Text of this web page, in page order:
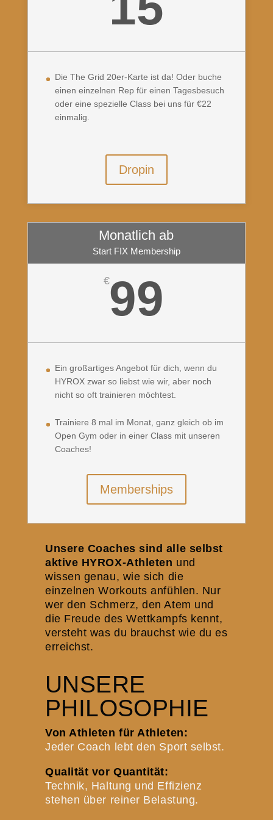
Die The Grid 20er-Karte ist da! Oder buche
einen einzelnen Rep für einen Tagesbesuch
oder eine spezielle Class bei uns für €22
einmalig.
Dropin
Monatlich ab
Start FIX Membership
€99
Ein großartiges Angebot für dich, wenn du
HYROX zwar so liebst wie wir, aber noch
nicht so oft trainieren möchtest.
Trainiere 8 mal im Monat, ganz gleich ob im
Open Gym oder in einer Class mit unseren
Coaches!
Memberships
Unsere Coaches sind alle selbst
aktive HYROX-Athleten und
wissen genau, wie sich die
einzelnen Workouts anfühlen. Nur
wer den Schmerz, den Atem und
die Freude des Wettkampfs kennt,
versteht was du brauchst wie du es
erreichst.
UNSERE
PHILOSOPHIE
Von Athleten für Athleten:
Jeder Coach lebt den Sport selbst.
Qualität vor Quantität:
Technik, Haltung und Effizienz
stehen über reiner Belastung.